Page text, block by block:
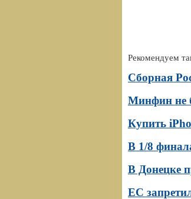
Рекомендуем
Сборная
Минфин не
Купить
В 1/8
В Донецке
ЕС